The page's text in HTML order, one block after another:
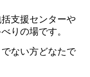
支援センターや
りの場です。
ない方どなたで